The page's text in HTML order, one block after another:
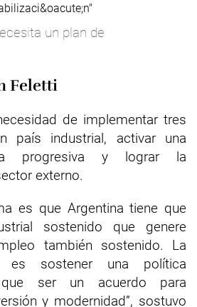
un plan de
Feletti
de implementar tres
país industrial, activar una
progresiva y lograr la
externo.
es que Argentina tiene que
sostenido que genere
también sostenido. La
es sostener una política
que ser un acuerdo para
y modernidad”, sostuvo